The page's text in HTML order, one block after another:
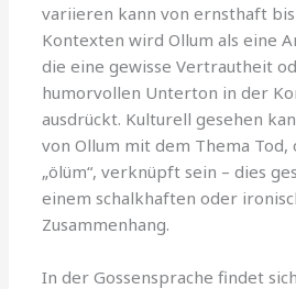
variieren kann von ernsthaft
Kontexten wird Ollum als eine
die eine gewisse Vertrautheit
humorvollen Unterton in der
ausdrückt. Kulturell gesehen
von Ollum mit dem Thema Tod,
„ölüm“, verknüpft sein – dies
einem schalkhaften oder
Zusammenhang.
In der Gossensprache findet